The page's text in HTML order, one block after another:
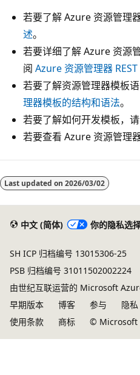
若要了解 Azure 资源管理
述。
若要详细了解 Azure 资源
阅 Azure 资源管理器 REST
若要了解资源管理器模板
理器模板的结构和语法。
若要了解如何开发模板，
若要查看 Azure 资源管理
Last updated on 2026/03/02
中文 (简体) 你的隐私选
SH ICP 归档编号 13015306-25
PSB 归档编号 31011502002224
由世纪互联运营的 Microsoft
早期版本
博客 参与 隐私
使用条款
商标 © Microsoft